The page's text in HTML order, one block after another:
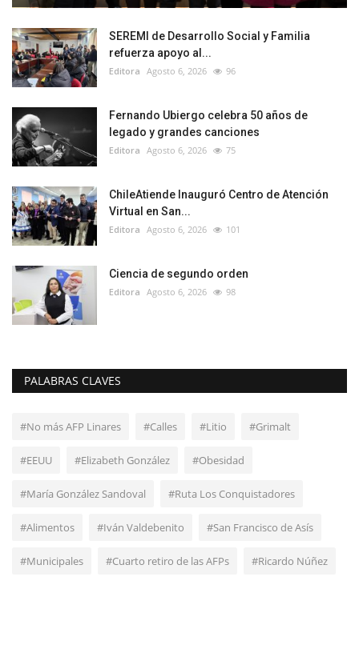
SEREMI de Desarrollo Social y Familia
refuerza apoyo al...
Editora Agosto 6, 2026 96
Fernando Ubiergo celebra 50 años de
legado y grandes canciones
Editora Agosto 6, 2026 75
ChileAtiende Inauguró Centro de Atención
Virtual en San...
Editora Agosto 6, 2026 101
Ciencia de segundo orden
Editora Agosto 6, 2026 98
PALABRAS CLAVES
#No más AFP Linares #Calles #Litio #Grimalt
#EEUU #Elizabeth González #Obesidad
#María González Sandoval #Ruta Los Conquistadores
#Alimentos #Iván Valdebenito #San Francisco de Asís
#Municipales #Cuarto retiro de las AFPs #Ricardo Núñez